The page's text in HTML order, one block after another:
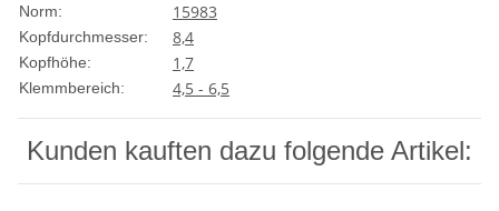
Norm: 15983
Kopfdurchmesser: 8,4
Kopfhöhe: 1,7
Klemmbereich: 4,5 - 6,5
Kunden kauften dazu folgende Artikel: